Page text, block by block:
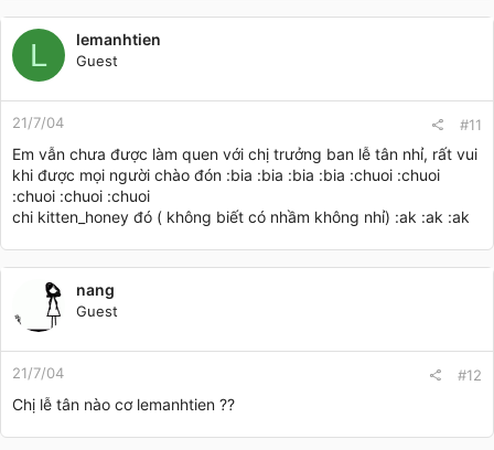
L lemanhtien
Guest
21/7/04 #11
Em vẫn chưa được làm quen với chị trưởng ban lễ tân nhỉ, rất vui
khi được mọi người chào đón :bia :bia :bia :bia :chuoi :chuoi
:chuoi :chuoi :chuoi
chi kitten_honey đó ( không biết có nhầm không nhỉ) :ak :ak :ak
nang
Guest
21/7/04 #12
Chị lễ tân nào cơ lemanhtien ??